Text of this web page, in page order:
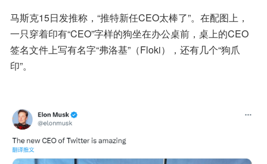
马斯克15日发推称，“推特新任CEO太棒了”。在配图上，
一只穿着印有“CEO”字样的狗坐在办公桌前，桌上的CEO
签名文件上写有名字“弗洛基”（Floki），还有几个“狗爪
印”。